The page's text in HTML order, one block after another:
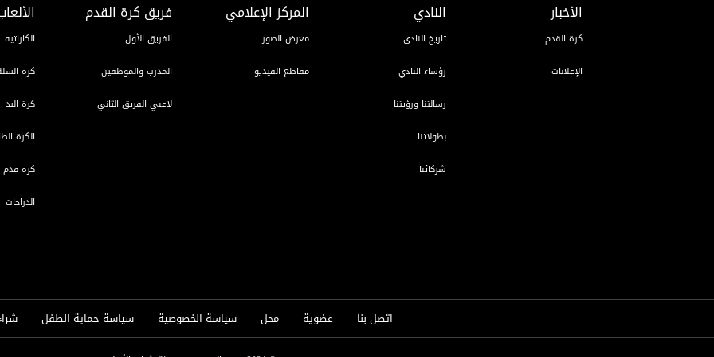
الأخبار
كرة القدم
الإعلانات
النادي
تاريخ النادي
رؤساء النادي
رسالتنا ورؤيتنا
بطولاتنا
شركائنا
المركز الإعلامي
معرض الصور
مقاطع الفيديو
فريق كرة القدم
الفريق الأول
المدرب والموظفين
لاعبي الفريق الثاني
الكاراتيه
كرة
كرة اليد
الكرة
كرة قدم
الدراجات
اتصل بنا عضوية محل سياسة الخصوصية سياسة حماية الطفل